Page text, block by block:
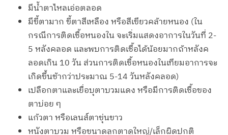
มีน้ำตาไหลเอ่อตลอด
มีขี้ตามาก ขี้ตาสีเหลือง หรือสีเขียวคล้ายหนอง (ใน
กรณีการติดเชื้อหนองใน จะเริ่มแสดงอาการในวันที่ 2-
5 หลังคลอด และพบการติดเชื้อได้น้อยมากถ้าหลังค
ลอดเกิน 10 วัน ส่วนการติดเชื้อหนองในเทียมอาการจะ
เกิดขึ้นช้ากว่าประมาณ 5-14 วันหลังคลอด)
เปลือกตาและเยื่อบุตาบวมแดง หรือมีการติดเชื้อของ
ตาบ่อย ๆ
แก้วตา หรือเลนส์ตาขุ่นขาว
หนังตาบวม หรือขนาดลูกตาดูใหญ่/เล็กผิดปกติ